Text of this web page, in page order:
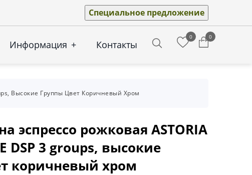
Специальное предложение
Информация + Контакты
0 0
Высокие Группы Цвет Коричневый Хром
эспрессо рожковая ASTORIA
DSP 3 groups, высокие
коричневый хром